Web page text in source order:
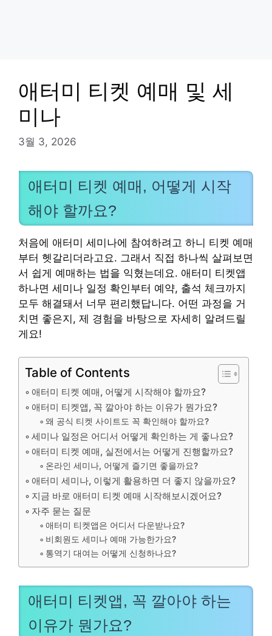
애터미 티켓 예매 및 세
미나
3월 3, 2026
애터미 티켓 예매, 어떻게 시작
해야 할까요?
처음에 애터미 세미나에 참여하려고 하니 티켓 예매
부터 헷갈리더라고요. 그래서 직접 하나씩 살펴보면
서 쉽게 예매하는 법을 익혔는데요. 애터미 티켓앱
하나면 세미나 일정 확인부터 예약, 출석 체크까지
모두 해결돼서 너무 편리했답니다. 어떤 과정을 거
치면 좋은지, 제 경험을 바탕으로 자세히 알려드릴
게요!
Table of Contents
애터미 티켓 예매, 어떻게 시작해야 할까요?
애터미 티켓앱, 꼭 깔아야 하는 이유가 뭔가요?
왜 공식 티켓 사이트도 꼭 확인해야 할까요?
세미나 일정은 어디서 어떻게 확인하는 게 좋나요?
애터미 티켓 예매, 실전에서는 어떻게 진행할까요?
온라인 세미나, 어떻게 즐기면 좋을까요?
애터미 세미나, 이렇게 활용하면 더 좋지 않을까요?
지금 바로 애터미 티켓 예매 시작해보시겠어요?
자주 묻는 질문
애터미 티켓앱은 어디서 다운받나요?
비회원도 세미나 예매 가능한가요?
통역기 대여는 어떻게 신청하나요?
애터미 티켓앱, 꼭 깔아야 하는
이유가 뭔가요?